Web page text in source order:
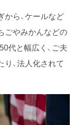
から、ケールなど
ごやみかんなどの
代と幅広く、ご夫
、法人化されて